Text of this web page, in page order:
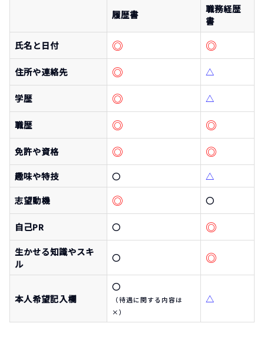
履歴書
職務経歴
書
氏名と日付
◎ ◎
住所や連絡先 ◎ △
学歴 ◎ △
職歴 ◎ ◎
免許や資格 ◎ ◎
趣味や特技 〇
△
志望動機
◎ 〇
自己PR 〇 ◎
生かせる知識やスキ
ル
〇 ◎
本人希望記入欄
〇
（待遇に関する内容は
×）
△